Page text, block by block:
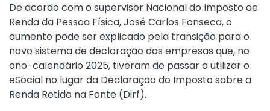
De acordo com o supervisor Nacional do Imposto de
Renda da Pessoa Física, José Carlos Fonseca, o
aumento pode ser explicado pela transição para o
novo sistema de declaração das empresas que, no
ano-calendário 2025, tiveram de passar a utilizar o
eSocial no lugar da Declaração do Imposto sobre a
Renda Retido na Fonte (Dirf).